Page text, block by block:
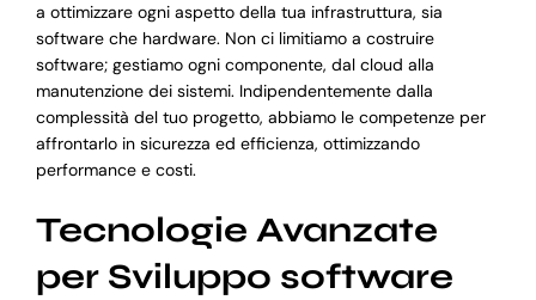
a ottimizzare ogni aspetto della tua infrastruttura, sia
software che hardware. Non ci limitiamo a costruire
software; gestiamo ogni componente, dal cloud alla
manutenzione dei sistemi. Indipendentemente dalla
complessità del tuo progetto, abbiamo le competenze per
affrontarlo in sicurezza ed efficienza, ottimizzando
performance e costi.
Tecnologie Avanzate
per Sviluppo software